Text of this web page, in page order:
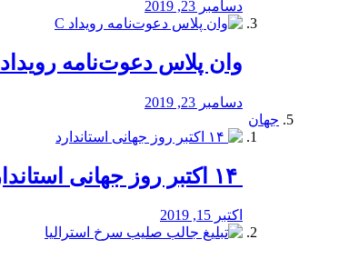
دسامبر 23, 2019
وان پلاس دعوت‌نامه رویداد C
دسامبر 23, 2019
جهان
اکتبر 15, 2019